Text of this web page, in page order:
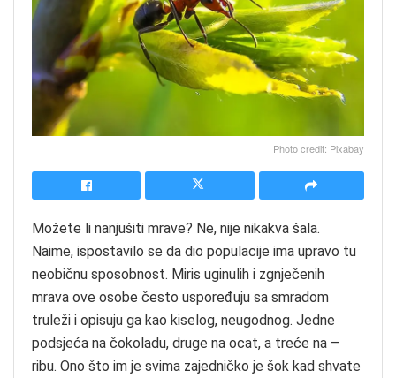
Photo credit: Pixabay
Možete li nanjušiti mrave? Ne, nije nikakva šala.
Naime, ispostavilo se da dio populacije ima upravo tu
neobičnu sposobnost. Miris uginulih i zgnječenih
mrava ove osobe često uspoređuju sa smradom
truleži i opisuju ga kao kiselog, neugodnog. Jedne
podsjeća na čokoladu, druge na ocat, a treće na –
ribu. Ono što im je svima zajedničko je šok kad shvate